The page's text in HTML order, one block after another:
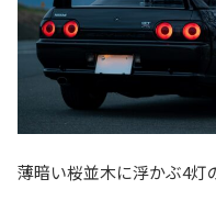
薄暗い桜並木に浮かぶ4灯